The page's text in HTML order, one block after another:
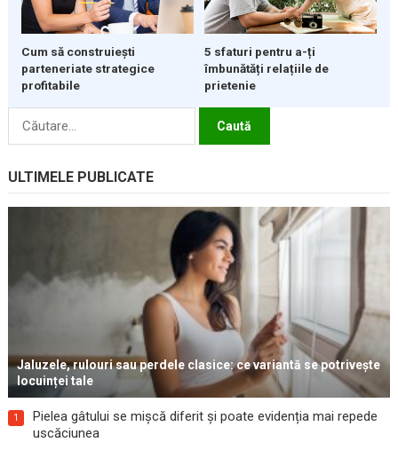
Cum să construiești
parteneriate strategice
profitabile
5 sfaturi pentru a-ți
îmbunătăți relațiile de
prietenie
Caută
ULTIMELE PUBLICATE
Jaluzele, rulouri sau perdele clasice: ce variantă se potrivește
locuinței tale
1
Pielea gâtului se mișcă diferit și poate evidenția mai repede
uscăciunea